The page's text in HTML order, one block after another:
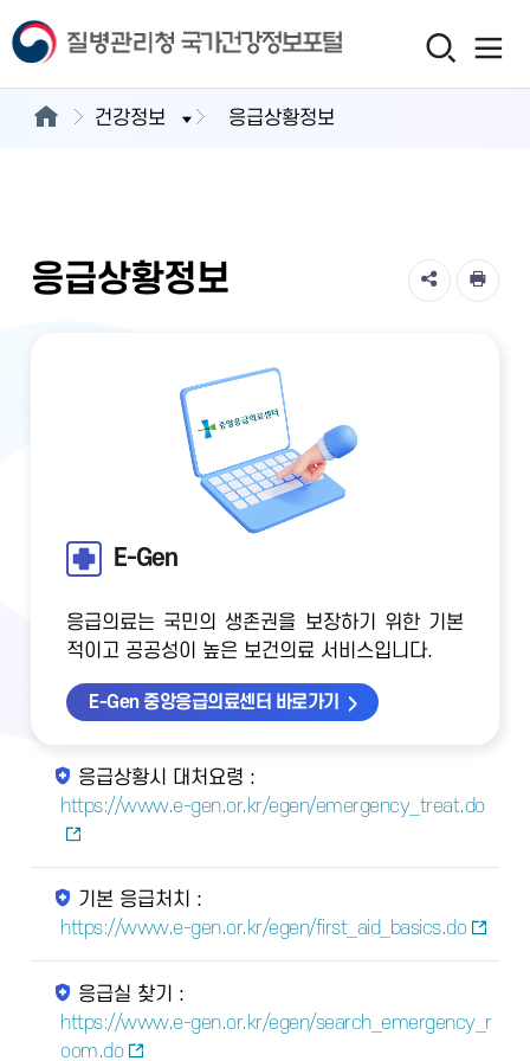
건강정보 응급상황정보
응급상황정보
E-Gen
응급의료는 국민의 생존권을 보장하기 위한 기본
적이고 공공성이 높은 보건의료 서비스입니다.
E-Gen 중앙응급의료센터 바로가기
응급상황시 대처요령 :
https://www.e-gen.or.kr/egen/emergency_treat.do
기본 응급처치 :
https://www.e-gen.or.kr/egen/first_aid_basics.do
응급실 찾기 :
https://www.e-gen.or.kr/egen/search_emergency_r
oom.do